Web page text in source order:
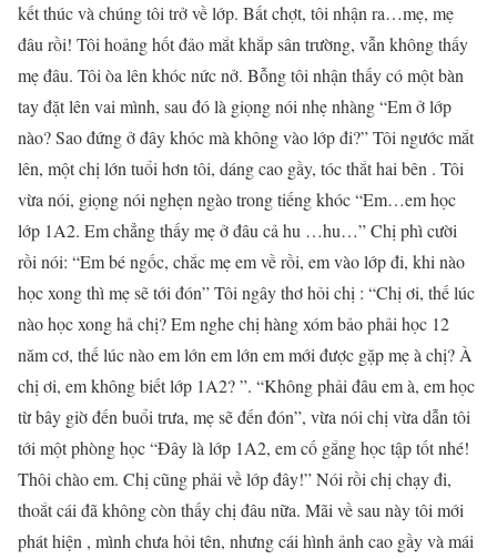
kết thúc và chúng tôi trở về lớp. Bất chợt, tôi nhận ra…mẹ, mẹ
đâu rồi! Tôi hoảng hốt đảo mắt khắp sân trường, vẫn không thấy
mẹ đâu. Tôi òa lên khóc nức nở. Bỗng tôi nhận thấy có một bàn
tay đặt lên vai mình, sau đó là giọng nói nhẹ nhàng “Em ở lớp
nào? Sao đứng ở đây khóc mà không vào lớp đi?” Tôi ngước mắt
lên, một chị lớn tuổi hơn tôi, dáng cao gầy, tóc thắt hai bên . Tôi
vừa nói, giọng nói nghẹn ngào trong tiếng khóc “Em…em học
lớp 1A2. Em chẳng thấy mẹ ở đâu cả hu …hu…” Chị phì cười
rồi nói: “Em bé ngốc, chắc mẹ em về rồi, em vào lớp đi, khi nào
học xong thì mẹ sẽ tới đón” Tôi ngây thơ hỏi chị : “Chị ơi, thế lúc
nào học xong hả chị? Em nghe chị hàng xóm bảo phải học 12
năm cơ, thế lúc nào em lớn em lớn em mới được gặp mẹ à chị? À
chị ơi, em không biết lớp 1A2? ”. “Không phải đâu em à, em học
từ bây giờ đến buổi trưa, mẹ sẽ đến đón”, vừa nói chị vừa dẫn tôi
tới một phòng học “Đây là lớp 1A2, em cố gắng học tập tốt nhé!
Thôi chào em. Chị cũng phải về lớp đây!” Nói rồi chị chạy đi,
thoắt cái đã không còn thấy chị đâu nữa. Mãi về sau này tôi mới
phát hiện , mình chưa hỏi tên, nhưng cái hình ảnh cao gầy và mái